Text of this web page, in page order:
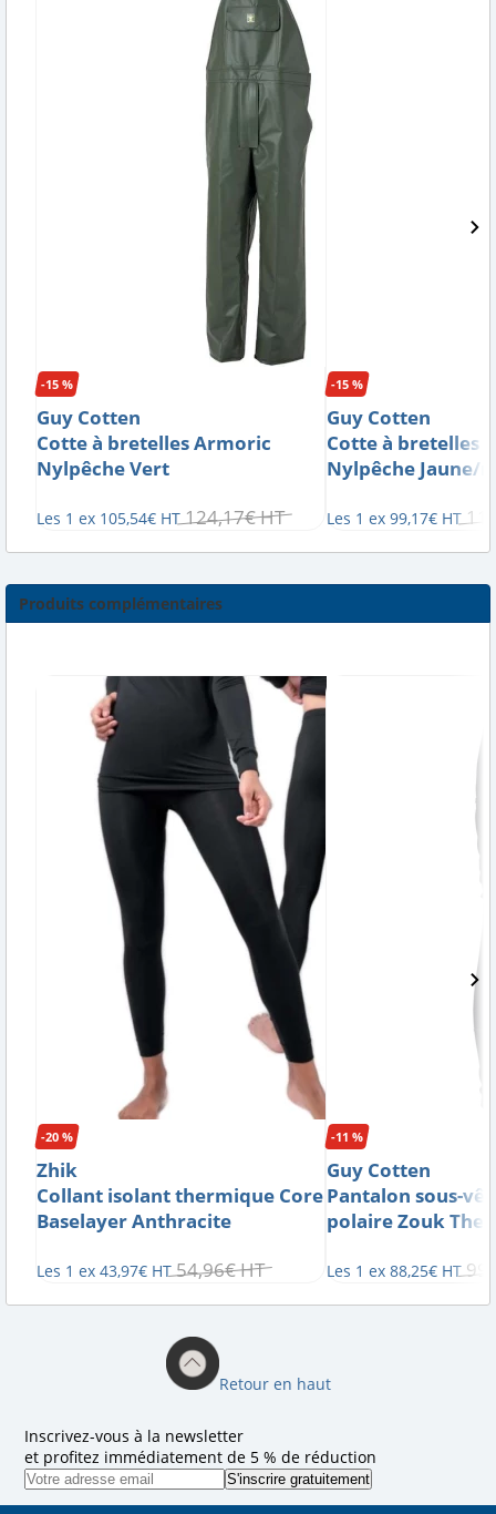
-15 %
Guy Cotten
Cotte à bretelles Armoric
Nylpêche Vert
Les 1 ex 105,54€ HT 124,17€HT
-15 %
Guy Cotten
Cotte à bretelles
Nylpêche Jaune/
Les 1 ex 99,17€ HT
Produits complémentaires
-20 %
Zhik
Collant isolant thermique Core
Baselayer Anthracite
Les 1 ex 43,97€ HT 54,96€HT
-11 %
Guy Cotten
Pantalon sous-
polaire Zouk
Les 1 ex 88,25€ HT 99
Retour en haut
Inscrivez-vous à la newsletter
et profitez immédiatement de 5 % de réduction